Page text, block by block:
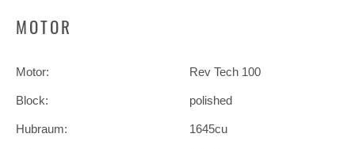
MOTOR
Motor: Rev Tech 100
Block: polished
Hubraum: 1645cu